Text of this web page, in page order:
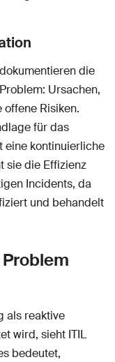
die
Ursachen,
offene Risiken.
für das
eine kontinuierliche
sie die Effizienz
Incidents, da
und behandelt
als reaktive
wird, sieht ITIL
bedeutet,